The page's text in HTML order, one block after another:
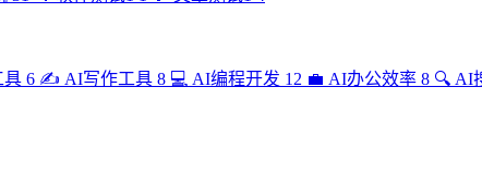
具 6 ✍️ AI写作工具 8 💻 AI编程开发 12 💼 AI办公效率 8 🔍 AI